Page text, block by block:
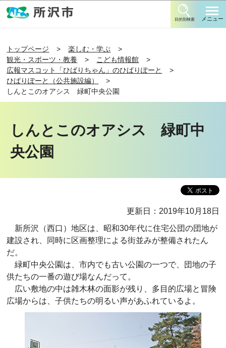
目的別検索 メニュー
トップページ
楽しむ・学ぶ
観光・スポーツ・教養
こども情報館
広報マスコット「ひばりちゃん」のひばりぽーと
ひばりぽーと（公共施設編）
しんとこのオアシス 緑町中央公園
しんとこのオアシス 緑町中
央公園
更新日：2019年10月18日
新所沢（西口）地区は、昭和30年代に住宅公団の団地が
建設され、同時に区画整理による街並みが整備されたん
だ。
緑町中央公園は、市内でも古い公園の一つで、団地の子
供たちの一番の遊び場なんだって。
広い敷地の中は雑木林の面影が残り、多目的広場と冒険
広場からは、子供たちの明るい声があふれているよ。